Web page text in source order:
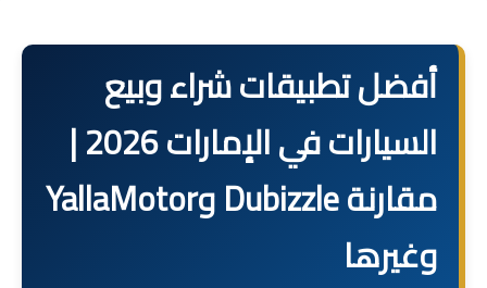
أفضل تطبيقات شراء وبيع
السيارات في الإمارات 2026 |
مقارنة Dubizzle وYallaMotor
وغيرها